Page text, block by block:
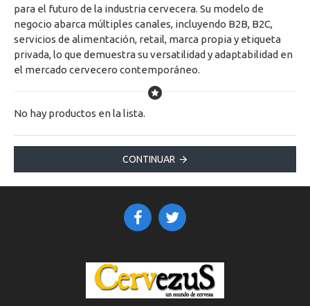
para el futuro de la industria cervecera. Su modelo de
negocio abarca múltiples canales, incluyendo B2B, B2C,
servicios de alimentación, retail, marca propia y etiqueta
privada, lo que demuestra su versatilidad y adaptabilidad en
el mercado cervecero contemporáneo.
No hay productos en la lista.
CONTINUAR